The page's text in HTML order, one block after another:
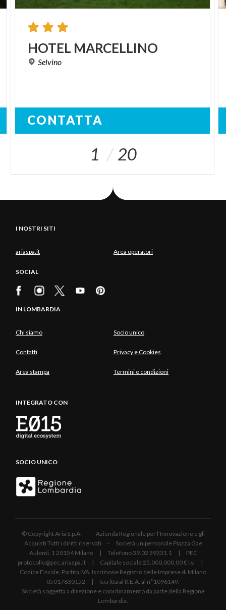
HOTEL MARCELLINO
Selvino
CONTATTA
1 20
I NOSTRI SITI
ariaspa.it Area operatori
SOCIAL
IN LOMBARDIA
Chi siamo Socio unico
Contatti Privacy e Cookies
Area stampa Termini e condizioni
INTEGRATO CON
SOCIO UNICO
© Copyright Aria S.p.A. - Azienda Regionale per l'Innovazione e gli
Acquisti Tutti i diritti riservati - Società unipersonale Piazza Gae
Aulenti, 1 20154 Milano | Telefono 39.02 39331.1 | PEC
protocollo@pec.ariaspa.it | Capitale sociale 25.000.000,00 € i.v. |
Codice Fiscale, Partita IVA, Iscrizione Registro delle Imprese di Milano
05017630152 | Iscritta al R.E.A. al n°1096149.
Società soggetta a direzione e coordinamento da parte della Regione
Lombardia.